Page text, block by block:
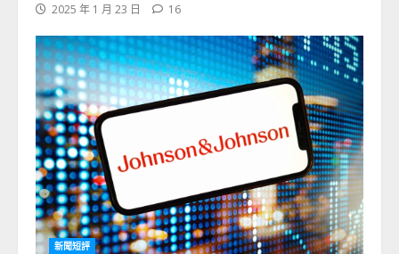
2025 年 1 月 23 日 16
新聞短評